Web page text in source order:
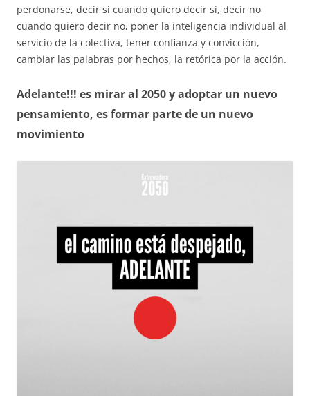
perdonarse, decir sí cuando quiero decir sí, decir no
cuando quiero decir no, poner la inteligencia individual al
servicio de la colectiva, tener confianza y convicción,
cambiar las palabras por hechos, la retórica por la acción.
Adelante!!! es mirar al 2050 y adoptar un nuevo
pensamiento, es formar parte de un nuevo
movimiento